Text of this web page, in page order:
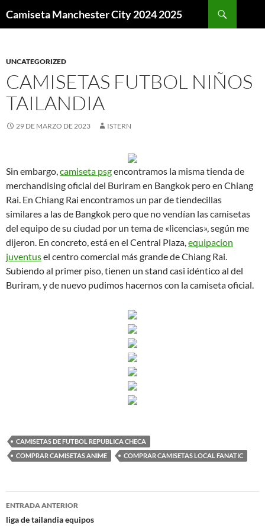
Camiseta Manchester City 2024 2025
UNCATEGORIZED
CAMISETAS FUTBOL NIÑOS
TAILANDIA
29 DE MARZO DE 2023 ISTERN
Sin embargo,camiseta psgencontramos la misma tienda de
merchandising oficial del Buriram en Bangkok pero en Chiang
Rai. En Chiang Rai encontramos un par de tiendecillas
similares a las de Bangkok pero que no vendían las camisetas
del equipo de su ciudad por un tema de «licencias», según me
dijeron. En concreto, está en el Central Plaza,equipacion
juventusel centro comercial más grande de Chiang Rai.
Subiendo al primer piso, tienen un stand casi idéntico al del
Buriram, y de nuevo pudimos hacernos con la camiseta oficial.
CAMISETAS DE FUTBOL REPUBLICA CHECA
COMPRAR CAMISETAS ANIME
COMPRAR CAMISETAS LOCAL FANATIC
Navegación
de
ENTRADA ANTERIOR
liga de tailandia equipos